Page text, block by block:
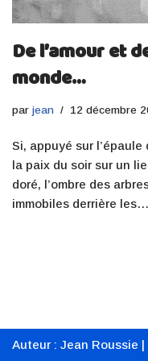
De l’amour et
monde…
par jean 12 décembre
Si, appuyé sur l’épaule
la paix du soir sur un
doré, l’ombre des
immobiles derrière les…
Auteur : Jean Roussie |